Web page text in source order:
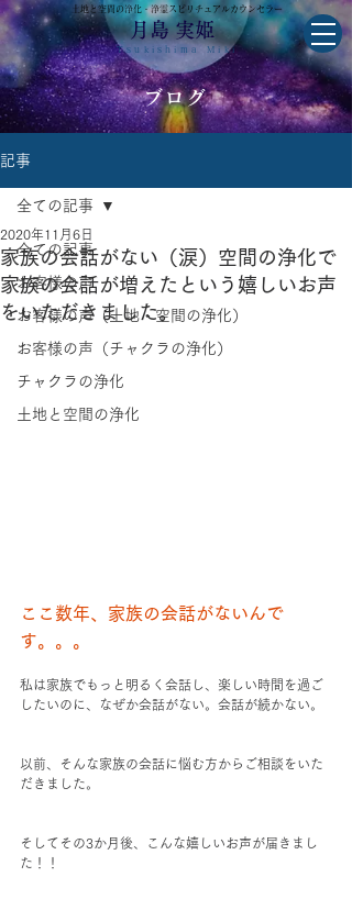
月島 実姫
Tsukishima Miki
土地と空間の浄化・浄霊スピリチュアルカウンセラー
ブログ
記事
全ての記事
お客様の声
お客様の声（土地・空間の浄化）
お客様の声（チャクラの浄化）
チャクラの浄化
土地と空間の浄化
全ての記事
家族の会話がない（涙）空間の浄化で
家族の会話が増えたという嬉しいお声
をいただきました。
2020年11月6日
ここ数年、家族の会話がないんで
す。。。
私は家族でもっと明るく会話し、楽しい時間を過ご
したいのに、なぜか会話がない。会話が続かない。
以前、そんな家族の会話に悩む方からご相談をいた
だきました。
そしてその3か月後、こんな嬉しいお声が届きまし
た！！